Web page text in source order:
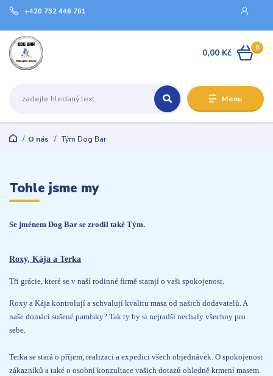
Menu
+420 732 446 761
0
0,00 Kč
O nás Tým Dog Bar
Tohle jsme my
Se jménem Dog Bar se zrodil také Tým.
Roxy, Kája a Terka
Tři grácie, které se v naší rodinné firmě starají o vaši spokojenost.
Roxy a Kája kontrolují a schvalují kvalitu masa od našich dodavatelů. A
naše domácí sušené pamlsky? Tak ty by si nejradši nechaly všechny pro
sebe.
Terka se stará o příjem, realizaci a expedici všech objednávek. O spokojenost
zákazníků a také o osobní konzultace vašich dotazů ohledně krmení masem.